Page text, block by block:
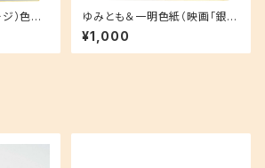
）色紙
)
ゆみとも＆一明色紙（映画「銀幕
の詩」限定品)
¥1,000